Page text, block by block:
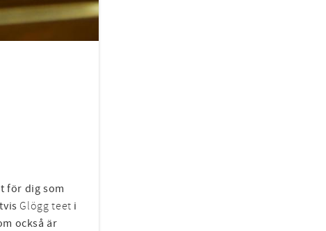
för dig som
Glögg teet i
också är